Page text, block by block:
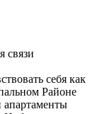
связи
себя как
Районе
апартаменты